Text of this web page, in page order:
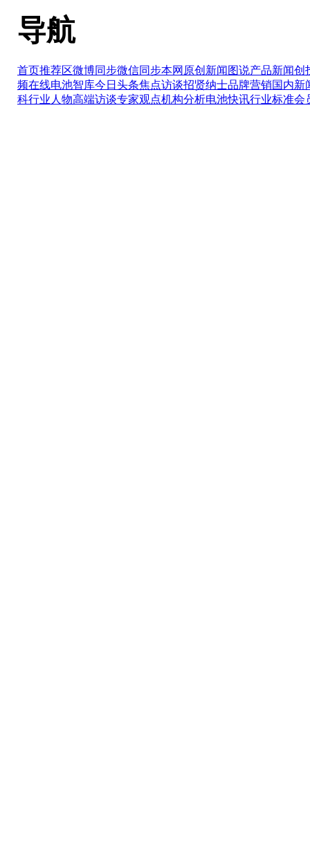
导航
首页推荐区微博同步微信同步本网原创 新闻图说产品新闻创
频在线电池智库今日头条焦点访谈招贤纳士品牌营销国内新
科行业人物高端访谈专家观点机构分析电池快讯行业标准会